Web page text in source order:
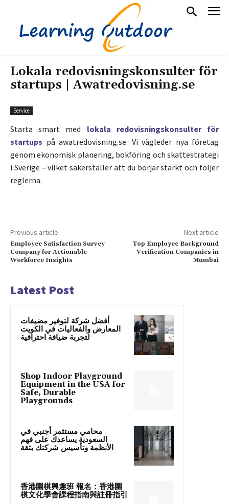
Lokala redovisningskonsulter för
startups | Awatredovisning.se
Service
Starta smart med lokala redovisningskonsulter för
startups på awatredovisning.se. Vi vägleder nya företag
genom ekonomisk planering, bokföring och skattestrategi
i Sverige – vilket säkerställer att du börjar starkt och följer
reglerna.
Previous article
Employee Satisfaction Survey
Company for Actionable
Workforce Insights
Next article
Top Employee Background
Verification Companies in
Mumbai
Latest Post
أفضل شركة لتوفير مضيفات
المعارض والفعاليات في الكويت
لتجربة ضيافة احترافية
Shop Indoor Playground
Equipment in the USA for
Safe, Durable
Playgrounds
محامي مستثمر أجنبي في
السعودية يساعدك على فهم
الأنظمة وتأسيس شركتك بثقة
香港圍棋興趣班 報名：香港圍
棋文化學會課程指南與註冊指引